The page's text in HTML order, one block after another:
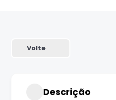
Volte
Descrição